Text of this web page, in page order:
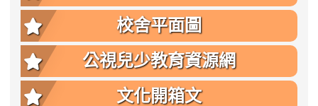
點
校舍平面圖
公視兒少教育資源網
文化開箱文